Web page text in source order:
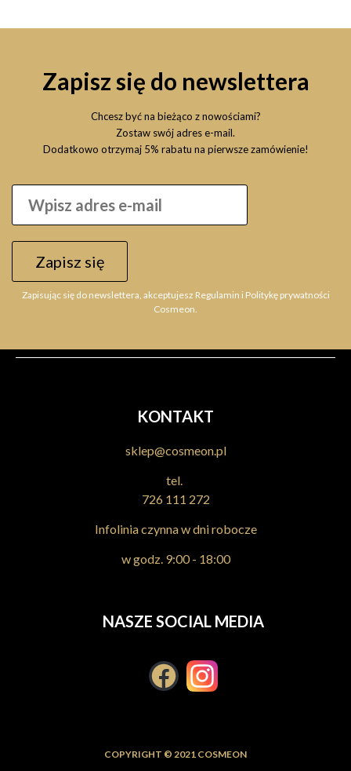
Zapisz się do newslettera
Chcesz być na bieżąco z nowościami?
Zostaw swój adres e-mail.
Dodatkowo otrzymaj 5% rabatu na pierwsze zamówienie!
Zapisz się
Zapisując się do newslettera, akceptujesz Regulamin i Politykę prywatności
Cosmeon.
KONTAKT
sklep@cosmeon.pl
tel.
726 111 272
Infolinia czynna w dni robocze
w godz. 9:00 - 18:00
NASZE SOCIAL MEDIA
COPYRIGHT © 2021 COSMEON